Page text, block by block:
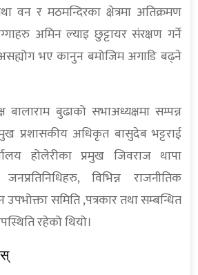
वन र मठमन्दिरका क्षेत्रमा अतिक्रमण
अमिन ल्याइ छुट्टायर संरक्षण गर्ने
भए कानुन बमोजिम अगाडि बढ्ने
बालाराम बुढाको सभाअध्यक्षमा सम्पन्न
प्रशासकीय अधिकृत बासुदेब भट्टराई
होलेरीका प्रमुख जिवराज थापा
विभिन्न राजनीतिक
समिति ,पत्रकार तथा सम्बन्धित
रहेको थियो।